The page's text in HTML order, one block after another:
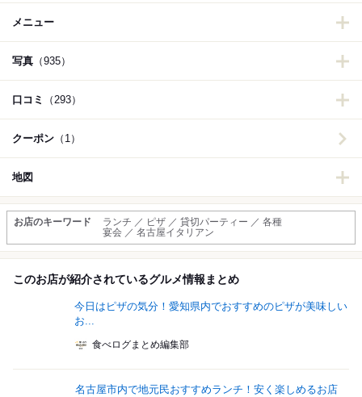
メニュー
写真 （935）
口コミ （293）
クーポン （1）
地図
お店のキーワード
ランチ ／ ピザ ／ 貸切パーティー ／ 各種
宴会 ／ 名古屋イタリアン
このお店が紹介されているグルメ情報まとめ
今日はピザの気分！愛知県内でおすすめのピザが美味しい
お...
食べログまとめ編集部
名古屋市内で地元民おすすめランチ！安く楽しめるお店